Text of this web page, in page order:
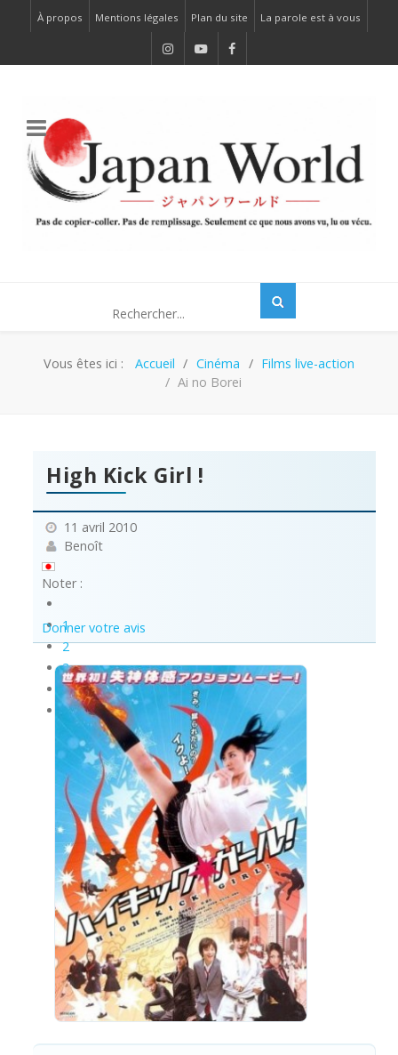
À propos Mentions légales Plan du site La parole est à vous
Vous êtes ici : Accueil Cinéma
Films live-action
Ai no Borei
High Kick Girl !
11 avril 2010
Benoît
Noter :
1
2
3
4
5
Donner votre avis